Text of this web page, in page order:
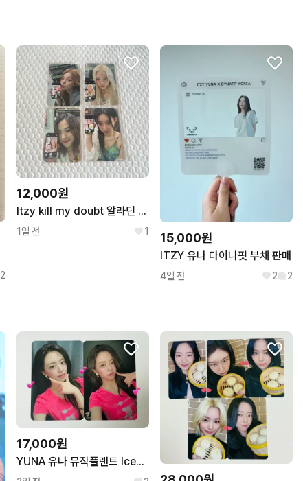
2
12,000원
Itzy kill my doubt 알라딘 특전 포카 4장 세트
1일 전 1 15,000원
ITZY 유나 다이나핏 부채 판매
4일 전 2 2
17,000원
YUNA 유나 뮤직플랜트 IceCream 아이스크림 포카 포토카드 미공포